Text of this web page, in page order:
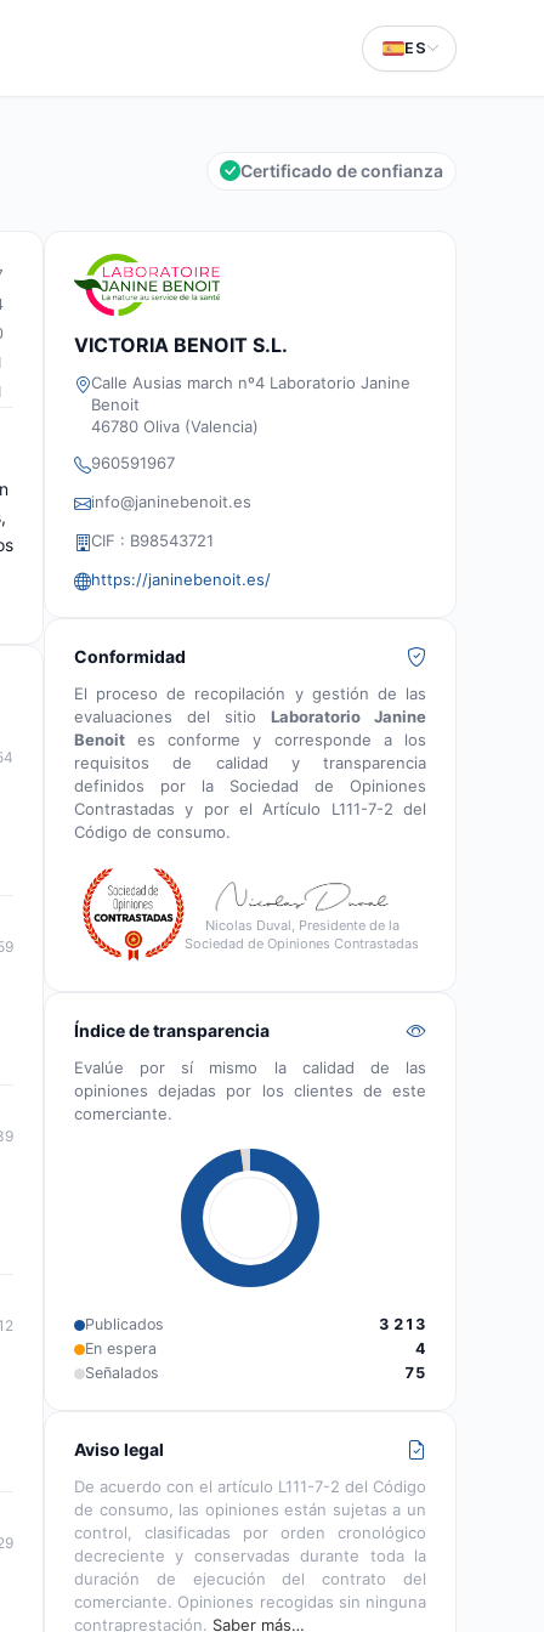
ES
Certificado de confianza
VICTORIA BENOIT S.L.
Calle Ausias march nº4 Laboratorio Janine
Benoit
46780 Oliva (Valencia)
960591967
info@janinebenoit.es
CIF : B98543721
https://janinebenoit.es/
Conformidad
El proceso de recopilación y gestión de las
evaluaciones del sitio Laboratorio Janine
Benoit es conforme y corresponde a los
requisitos de calidad y transparencia
definidos por la Sociedad de Opiniones
Contrastadas y por el Artículo L111-7-2 del
Código de consumo.
Nicolas Duval, Presidente de la
Sociedad de Opiniones Contrastadas
Índice de transparencia
Evalúe por sí mismo la calidad de las
opiniones dejadas por los clientes de este
comerciante.
Publicados
3 213
En espera
4
Señalados
75
Aviso legal
De acuerdo con el artículo L111-7-2 del Código
de consumo, las opiniones están sujetas a un
control, clasificadas por orden cronológico
decreciente y conservadas durante toda la
duración de ejecución del contrato del
comerciante. Opiniones recogidas sin ninguna
contraprestación. Saber más…